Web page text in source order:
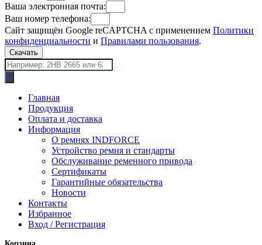
Ваша электронная почта:
Ваш номер телефона:
Сайт защищён Google reCAPTCHA с применением Политики
конфиденциальности и Правилами пользования.
Скачать
Поиск
товаров
Главная
Продукция
Оплата и доставка
Информация
О ремнях INDFORCE
Устройство ремня и стандарты
Обслуживание ременного привода
Сертификаты
Гарантийные обязательства
Новости
Контакты
Избранное
Вход / Регистрация